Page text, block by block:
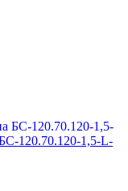
120.70.120-1,5-L-